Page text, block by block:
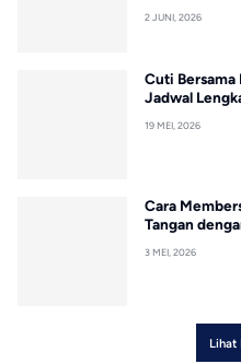
2 JUNI, 2026
Cuti Bersama
Jadwal
19 MEI, 2026
Cara
Tangan
3 MEI, 2026
Lihat